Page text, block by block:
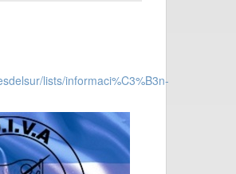
lists/informaci%C3%B3n-